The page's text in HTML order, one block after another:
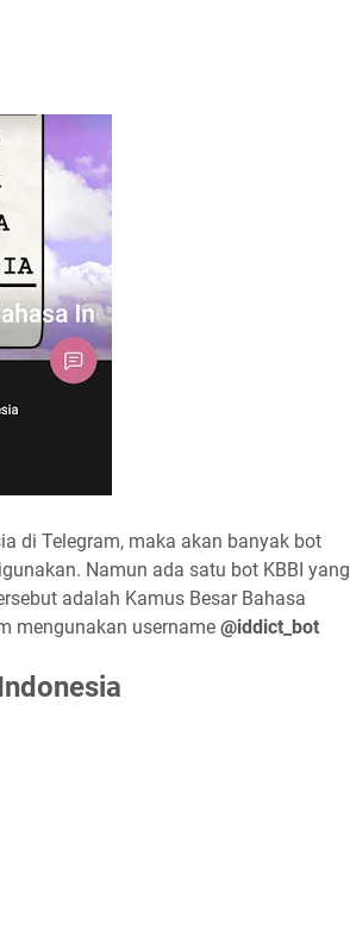
di Telegram, maka akan banyak bot
Namun ada satu bot KBBI yang
adalah Kamus Besar Bahasa
mengunakan username @iddict_bot